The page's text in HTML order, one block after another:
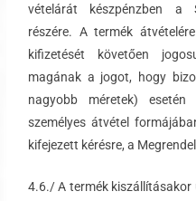
vételárát készpénzben a
részére. A termék
kifizetését követően
magának a jogot, hogy
nagyobb méretek)
személyes átvétel
kifejezett kérésre, a
4.6./ A termék